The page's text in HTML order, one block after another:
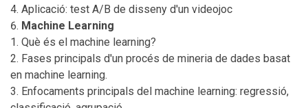
Aplicació: test A/B de disseny d'un videojoc
Machine Learning
Què és el machine learning?
Fases principals d'un procés de mineria de dades basat
en machine learning.
Enfocaments principals del machine learning: regressió,